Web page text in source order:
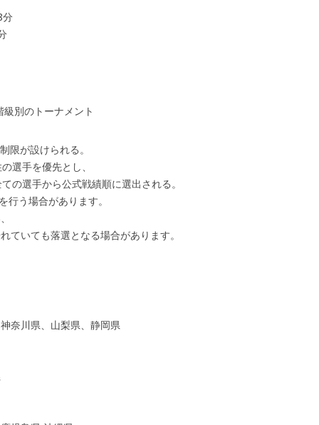
別のトーナメント
限が設けられる。
選手を優先とし、
の選手から公式戦績順に選出される。
う場合があります。
ていても落選となる場合があります。
奈川県、山梨県、静岡県